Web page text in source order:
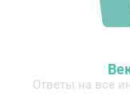
Ответы на все